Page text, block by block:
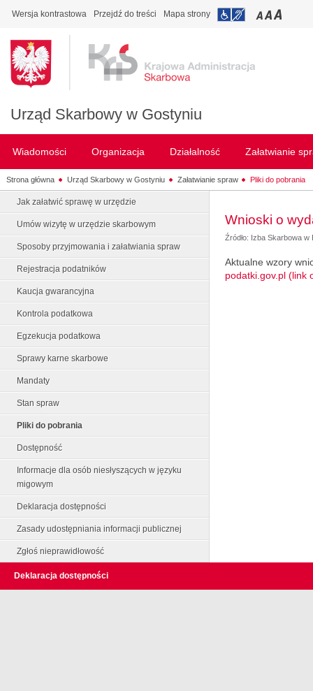
Wersja kontrastowa Przejdź do treści Mapa strony
Urząd Skarbowy w Gostyniu
Wiadomości Organizacja Działalność Załatwianie
Strona główna Urząd Skarbowy w Gostyniu Załatwianie spraw Pliki do pobrania
Jak załatwić sprawę w urzędzie
Umów wizytę w urzędzie skarbowym
Sposoby przyjmowania i załatwiania spraw
Rejestracja podatników
Kaucja gwarancyjna
Kontrola podatkowa
Egzekucja podatkowa
Sprawy karne skarbowe
Mandaty
Stan spraw
Pliki do pobrania
Dostępność
Informacje dla osób niesłyszących w języku
migowym
Deklaracja dostępności
Zasady udostępniania informacji publicznej
Zgłoś nieprawidłowość
Wnioski o
Źródło: Izba Skarbowa w
Aktualne wzory
podatki.gov.pl (link
Deklaracja dostępności